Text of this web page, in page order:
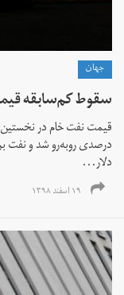
جهان
سقوط کم‌سابقه
دلار...
۱۹ اسفند ۱۳۹۸